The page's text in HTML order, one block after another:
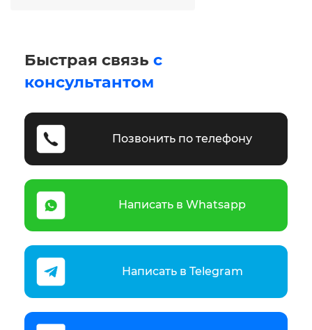
Быстрая связь с
консультантом
Позвонить по телефону
Написать в Whatsapp
Написать в Telegram